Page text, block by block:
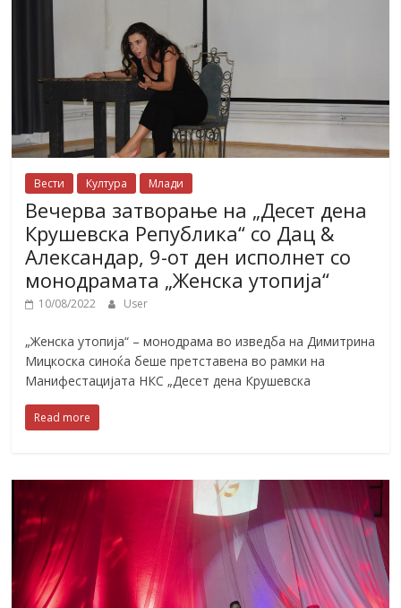
Вести Култура Млади
Вечерва затворање на „Десет дена
Крушевска Република“ со Дац &
Александар, 9-от ден исполнет со
монодрамата „Женска утопија“
10/08/2022 User
„Женска утопија“ – монодрама во изведба на Димитрина
Мицкоска синоќа беше претставена во рамки на
Манифестацијата НКС „Десет дена Крушевска
Read more